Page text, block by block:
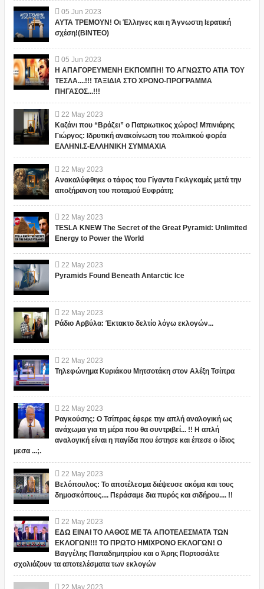
05 Jun 2023
ΑΥΤΑ ΤΡΕΜΟΥΝ! Οι Έλληνες και η Άγνωστη Ιερατική
σχέση!(ΒΙΝΤΕΟ)
05 Jun 2023
Η ΑΠΑΓΟΡΕΥΜΕΝΗ ΕΚΠΟΜΠΗ! ΤΟ ΑΓΝΩΣΤΟ ΑΤΙΑ ΤΟΥ
ΤΕΣΛΑ....!!! ΤΑΞΙΔΙΑ ΣΤΟ ΧΡΟΝΟ-ΠΡΟΓΡΑΜΜΑ
ΠΗΓΑΣΟΣ...!!!
22 May 2023
Καζάνι που “Βράζει” ο Πατριωτικος χώρος! Μπινιάρης
Γιώργος: Ιδρυτική ανακοίνωση του πολιτικού φορέα
ΕΛΛΗΝΙ.Σ-ΕΛΛΗΝΙΚΗ ΣΥΜΜΑΧΙΑ
22 May 2023
Ανακαλύφθηκε ο τάφος του Γίγαντα Γκιλγκαμές μετά την
αποξήρανση του ποταμού Ευφράτη;
22 May 2023
TESLA KNEW The Secret of the Great Pyramid: Unlimited
Energy to Power the World
22 May 2023
Pyramids Found Beneath Antarctic Ice
22 May 2023
Ράδιο Αρβύλα: Έκτακτο δελτίο λόγω εκλογών...
22 May 2023
Τηλεφώνημα Κυριάκου Μητσοτάκη στον Αλέξη Τσίπρα
22 May 2023
Ραγκούσης: Ο Τσίπρας έφερε την απλή αναλογική ως
ανάχωμα για τη μέρα που θα συντριβεί... !! Η απλή
αναλογική είναι η παγίδα που έστησε και έπεσε ο ίδιος
μεσα ...;.
22 May 2023
Βελόπουλος: Το αποτέλεσμα διέψευσε ακόμα και τους
δημοσκόπους.... Περάσαμε δια πυρός και σιδήρου.... !!
22 May 2023
ΕΔΩ ΕΙΝΑΙ ΤΟ ΛΑΘΟΣ ΜΕ ΤΑ ΑΠΟΤΕΛΕΣΜΑΤΑ ΤΩΝ
ΕΚΛΟΓΩΝ!!! ΤΟ ΠΡΩΤΟ ΗΜΙΧΡΟΝΟ ΕΚΛΟΓΩΝ! Ο
Βαγγέλης Παπαδημητρίου και ο Άρης Πορτοσάλτε
σχολιάζουν τα αποτελέσματα των εκλογών